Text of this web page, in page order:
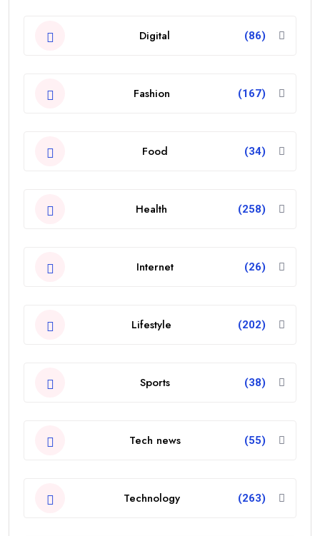
Digital (86)
Fashion (167)
Food (34)
Health (258)
Internet (26)
Lifestyle (202)
Sports (38)
Tech news (55)
Technology (263)